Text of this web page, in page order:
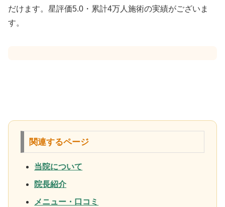
だけます。星評価5.0・累計4万人施術の実績がございま
す。
関連するページ
当院について
院長紹介
メニュー・口コミ